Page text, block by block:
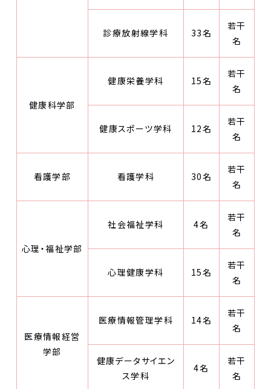
診療放射線学科 33名
若干
名
健康科学部
健康栄養学科 15名
若干
名
健康スポーツ学科 12名
若干
名
看護学部 看護学科 30名
若干
名
心理・福祉学部
社会福祉学科 4名
若干
名
心理健康学科 15名
若干
名
医療情報経営
学部
医療情報管理学科 14名
若干
名
健康データサイエン
ス学科
4名
若干
名